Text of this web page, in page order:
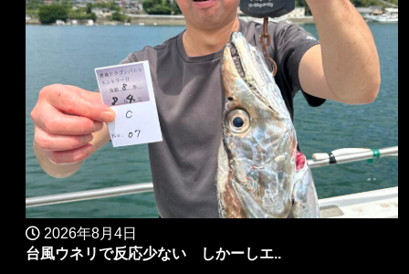
2026年8月4日
台風ウネリで反応少ない しかーしエ..